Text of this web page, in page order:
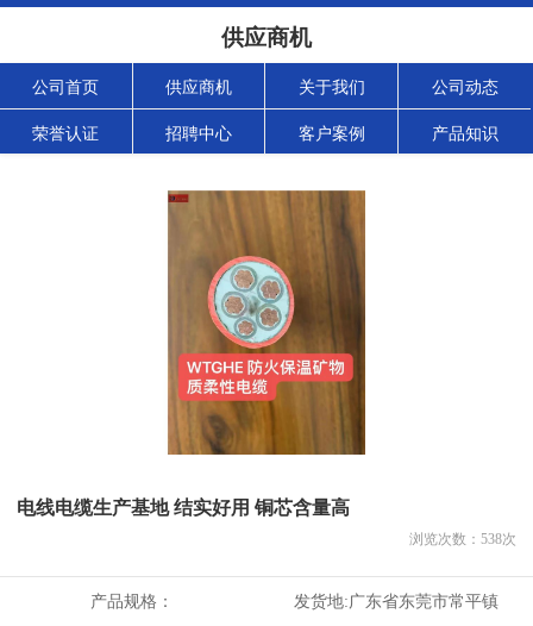
供应商机
公司首页 供应商机 关于我们 公司动态
荣誉认证 招聘中心 客户案例 产品知识
电线电缆生产基地 结实好用 铜芯含量高
浏览次数： 538次
产品规格： 发货地:广东省东莞市常平镇